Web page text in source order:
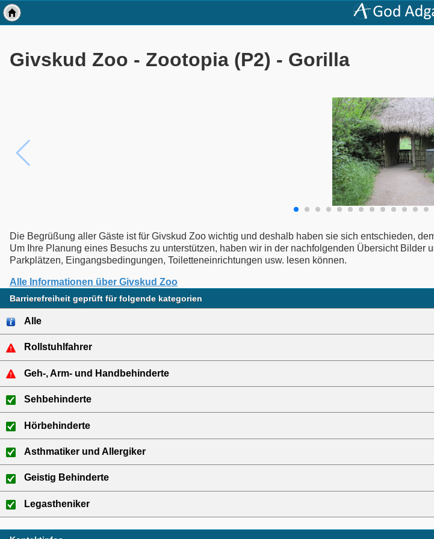
Givskud Zoo - Zootopia (P2) - Gorilla
Die Begrüßung aller Gäste ist für Givskud Zoo wichtig und deshalb haben sie sich entschieden,
Um Ihre Planung eines Besuchs zu unterstützen, haben wir in der nachfolgenden Übersicht
Parkplätzen, Eingangsbedingungen, Toiletteneinrichtungen usw. lesen können.
Alle Informationen über Givskud Zoo
Barrierefreiheit geprüft für folgende kategorien
Alle
Rollstuhlfahrer
Geh-, Arm- und Handbehinderte
Sehbehinderte
Hörbehinderte
Asthmatiker und Allergiker
Geistig Behinderte
Legastheniker